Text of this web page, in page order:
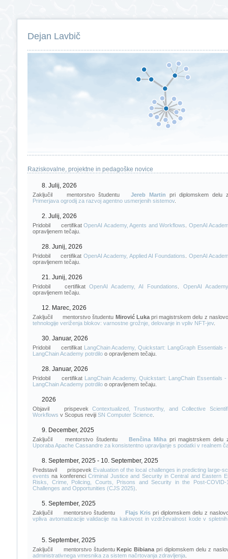
Dejan Lavbič
Raziskovalne, projektne in pedagoške novice
8. Julij, 2026
Zaključil mentorstvo študentu Jereb Martin pri diplomskem delu
Primerjava ogrodij za razvoj agentno usmerjenih sistemov.
2. Julij, 2026
Pridobil certifikatOpenAI Academy, Agents and Workflows
OpenAI
opravljenem tečaju.
28. Junij, 2026
Pridobil certifikat OpenAI Academy, Applied AI Foundations
OpenAI
opravljenem tečaju.
21. Junij, 2026
Pridobil certifikatOpenAI Academy, AI Foundations
OpenAI
opravljenem tečaju.
12. Marec, 2026
Zaključil mentorstvo študentu Mirović Lukapri magistrskem delu z
tehnologije veriženja blokov: varnostne grožnje, delovanje in vpliv NFT-jev.
30. Januar, 2026
Pridobil certifikat LangChain Academy, Quickstart: LangGraph Essentials
LangChain Academy potrdilo o opravljenem tečaju.
28. Januar, 2026
Pridobil certifikat LangChain Academy, Quickstart: LangChain Essentials -
LangChain Academy potrdilo o opravljenem tečaju.
2026
Objavil prispevek Contextualized, Trustworthy, and Collective
Workflows v Scopus reviji SN Computer Science
9. December, 2025
Zaključil mentorstvo študentu Benčina Mihapri magistrskem delu
Uporaba Apache Cassandre za konsistentno upravljanje s podatki v realnem
8. September, 2025 - 10. September, 2025
Predstavil prispevek Evaluation of the local challenges in predicting large-
events na konferenciCriminal Justice and Security in Central and Eastern
Risks, Crime, Policing, Courts, Prisons and Security in the Post-
Challenges and Opportunities (CJS 2025)
5. September, 2025
Zaključil mentorstvo študentu Flajs Krispri diplomskem delu z
vpliva avtomatizacije validacije na kakovost in vzdrževalnost kode v spletnih
5. September, 2025
Zaključil mentorstvo študentuKepic Bibiana pri diplomskem delu z
administrativnega vmesnika za sistem načrtovanja zdravljenja